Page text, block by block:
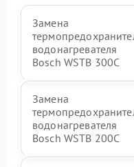
Замена
водонагревателя
Bosch WSTB 300C
Замена
водонагревателя
Bosch WSTB 200C